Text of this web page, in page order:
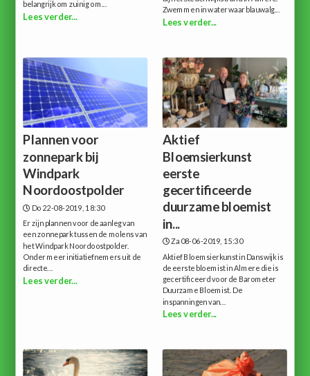
belangrijk om zuinig om...
Lees verder...
Zwemmen in water waar blauwalg...
Lees verder...
Plannen voor
zonnepark bij
Windpark
Noordoostpolder
Do 22-08-2019, 18:30
Er zijn plannen voor de aanleg van
een zonnepark tussen de molens van
het Windpark Noordoostpolder.
Onder meer initiatiefnemers uit de
directe...
Lees verder...
Aktief
Bloemsierkunst
eerste
gecertificeerde
duurzame bloemist
in...
Za 08-06-2019, 15:30
Aktief Bloemsierkunst in Danswijk is
de eerste bloemist in Almere die is
gecertificeerd voor de Barometer
Duurzame Bloemist. De
inspanningen van...
Lees verder...